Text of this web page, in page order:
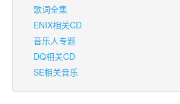
歌词全集
ENIX相关CD
音乐人专题
DQ相关CD
SE相关音乐